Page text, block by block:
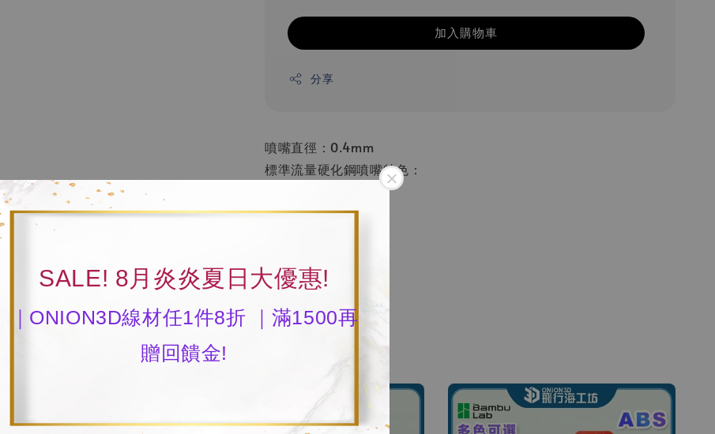
SALE! 8月炎炎夏日大優惠!
｜ONION3D線材任1件8折 ｜滿1500再
贈回饋金!
加入購物車
分享
噴嘴直徑：0.4mm
標準流量硬化鋼噴嘴特色：
2.高耐熱性